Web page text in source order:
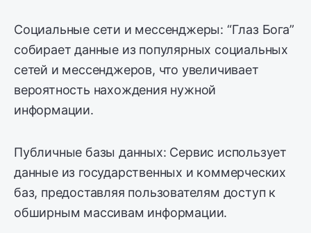
Социальные сети и мессенджеры: “Глаз Бога”
собирает данные из популярных социальных
сетей и мессенджеров, что увеличивает
вероятность нахождения нужной
информации.
Публичные базы данных: Сервис использует
данные из государственных и коммерческих
баз, предоставляя пользователям доступ к
обширным массивам информации.